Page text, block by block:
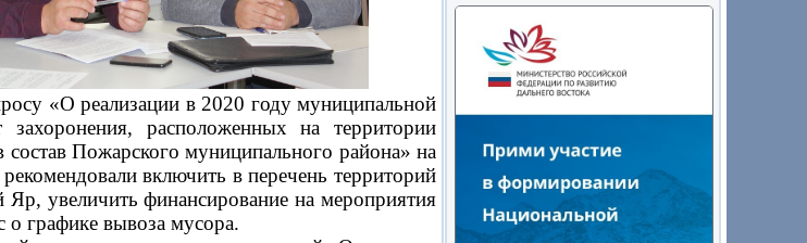
«О реализации в 2020 году муниципальной
расположенных на территории
состав Пожарского муниципального района» на
включить в перечень территорий
увеличить финансирование на мероприятия
графике вывоза мусора.